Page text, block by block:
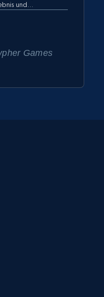
und
SDK ist
und
Games